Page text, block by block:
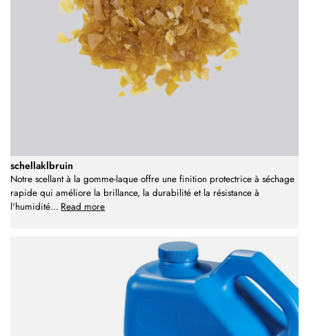
schellaklbruin
Notre scellant à la gomme-laque offre une finition protectrice à séchage
rapide qui améliore la brillance, la durabilité et la résistance à
l'humidité... Read more